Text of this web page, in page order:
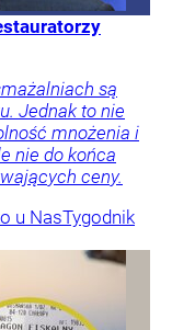
są
Jednak to nie
mnożenia i
nie do końca
ceny.
u NasTygodnik